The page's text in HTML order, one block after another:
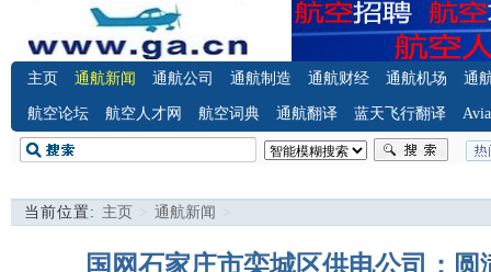
主页 通航新闻 通航公司 通航制造 通航财经 通航机场 通
航空论坛 航空人才网 航空词典 通航翻译 蓝天飞行翻译
当前位置: 主页 > 通航新闻 >
国网石家庄市栾城区供电公司：